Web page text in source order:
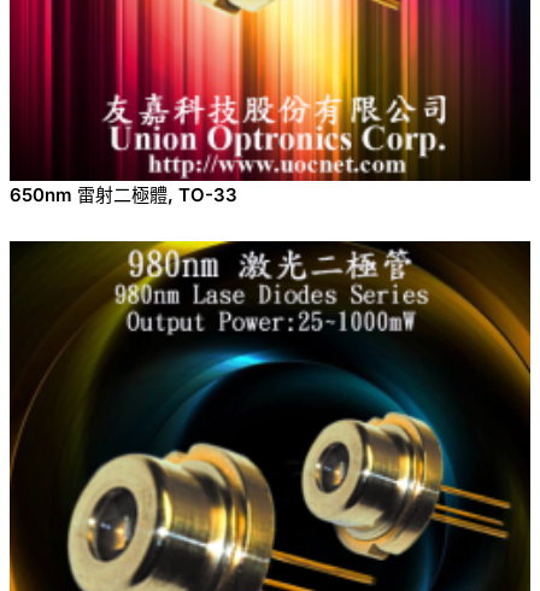
650nm 雷射二極體, TO-33